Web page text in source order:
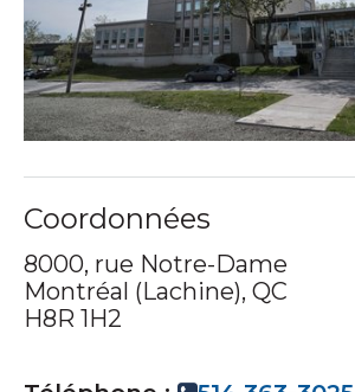
Coordonnées
8000, rue Notre-Dame
Montréal (Lachine), QC
H8R 1H2